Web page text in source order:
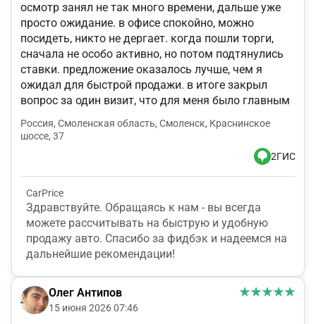
осмотр занял не так много времени, дальше уже
просто ожидание. в офисе спокойно, можно
посидеть, никто не дергает. когда пошли торги,
сначала не особо активно, но потом подтянулись
ставки. предложение оказалось лучше, чем я
ожидал для быстрой продажи. в итоге закрыл
вопрос за один визит, что для меня было главным
Россия, Смоленская область, Смоленск, Краснинское
шоссе, 37
2ГИС
CarPrice
Здравствуйте. Обращаясь к нам - вы всегда
можете рассчитывать на быструю и удобную
продажу авто. Спасибо за фидбэк и надеемся на
дальнейшие рекомендации!
Олег Антипов
15 июня 2026 07:46